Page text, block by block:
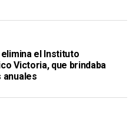
el Instituto
Victoria, que brindaba
anuales